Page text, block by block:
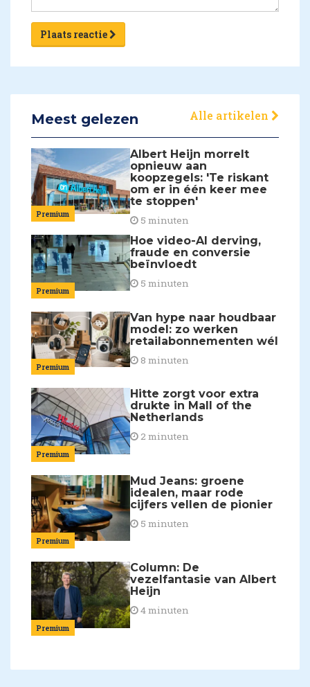
Plaats reactie
Meest gelezen Alle artikelen
Premium
Albert Heijn morrelt
opnieuw aan
koopzegels: 'Te riskant
om er in één keer mee
te stoppen'
5 minuten
Premium
Hoe video-AI derving,
fraude en conversie
beïnvloedt
5 minuten
Premium
Van hype naar houdbaar
model: zo werken
retailabonnementen wél
8 minuten
Premium
Hitte zorgt voor extra
drukte in Mall of the
Netherlands
2 minuten
Premium
Mud Jeans: groene
idealen, maar rode
cijfers vellen de pionier
5 minuten
Premium
Column: De
vezelfantasie van Albert
Heijn
4 minuten